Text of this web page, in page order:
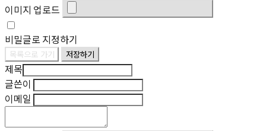
이미지 업로드
비밀글로 지정하기
목록으로 가기 저장하기
제목
글쓴이
이메일